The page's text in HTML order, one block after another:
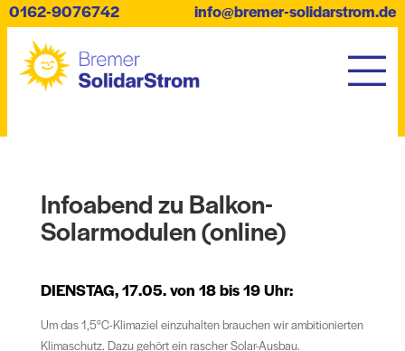
0162-9076742 info@bremer-solidarstrom.de
Infoabend zu Balkon-
Solarmodulen (online)
DIENSTAG, 17.05. von 18 bis 19 Uhr:
Um das 1,5°C-Klimaziel einzuhalten brauchen wir ambitionierten
Klimaschutz. Dazu gehört ein rascher Solar-Ausbau.